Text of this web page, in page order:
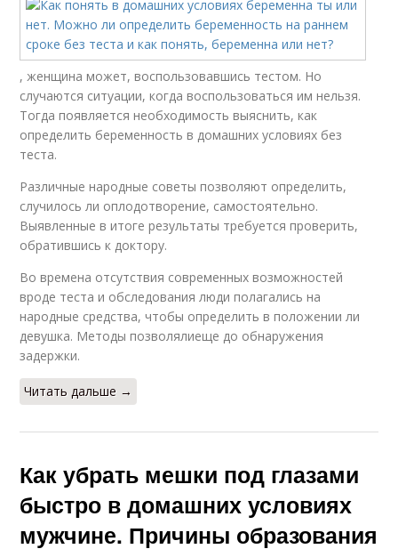
, женщина может, воспользовавшись тестом. Но
случаются ситуации, когда воспользоваться им нельзя.
Тогда появляется необходимость выяснить, как
определить беременность в домашних условиях без
теста.
Различные народные советы позволяют определить,
случилось ли оплодотворение, самостоятельно.
Выявленные в итоге результаты требуется проверить,
обратившись к доктору.
Во времена отсутствия современных возможностей
вроде теста и обследования люди полагались на
народные средства, чтобы определить в положении ли
девушка. Методы позволялиеще до обнаружения
задержки.
Читать дальше →
Как убрать мешки под глазами
быстро в домашних условиях
мужчине. Причины образования